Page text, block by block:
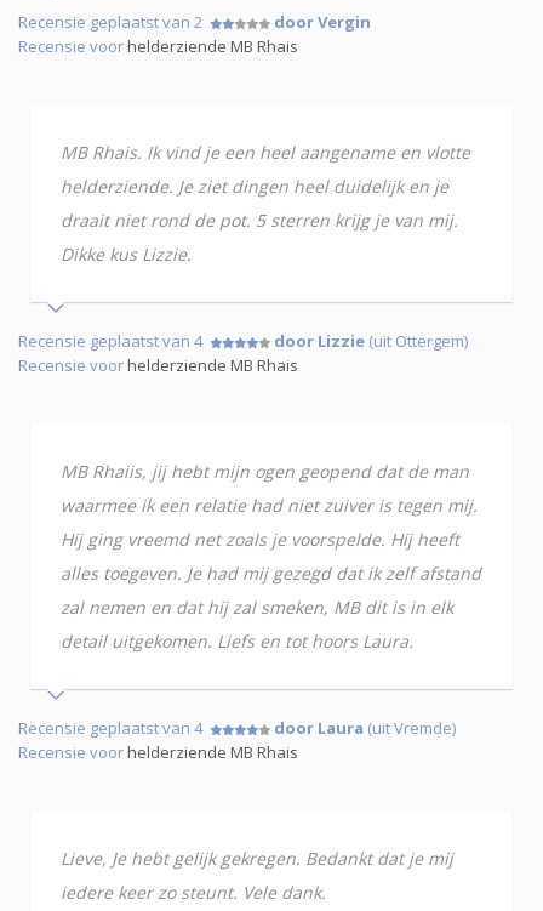
Recensie geplaatst van 2
door Vergin
Recensie voorhelderziende MB Rhais
MB Rhais. Ik vind je een heel aangename en vlotte
helderziende. Je ziet dingen heel duidelijk en je
draait niet rond de pot. 5 sterren krijg je van mij.
Dikke kus Lizzie.
Recensie geplaatst van 4 door Lizzie (uit Ottergem)
Recensie voorhelderziende MB Rhais
MB Rhaiis, jij hebt mijn ogen geopend dat de man
waarmee ik een relatie had niet zuiver is tegen mij.
Hij ging vreemd net zoals je voorspelde. Hij heeft
alles toegeven. Je had mij gezegd dat ik zelf afstand
zal nemen en dat hij zal smeken, MB dit is in elk
detail uitgekomen. Liefs en tot hoors Laura.
Recensie geplaatst van 4 door Laura (uit Vremde)
Recensie voorhelderziende MB Rhais
Lieve, Je hebt gelijk gekregen. Bedankt dat je mij
iedere keer zo steunt. Vele dank.